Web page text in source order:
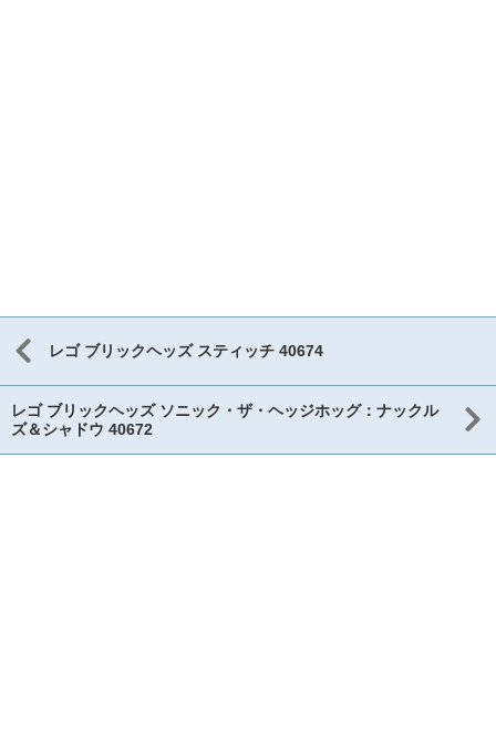
レゴ ブリックヘッズ スティッチ 40674
レゴ ブリックヘッズ ソニック・ザ・ヘッジホッグ：ナックル
ズ＆シャドウ 40672